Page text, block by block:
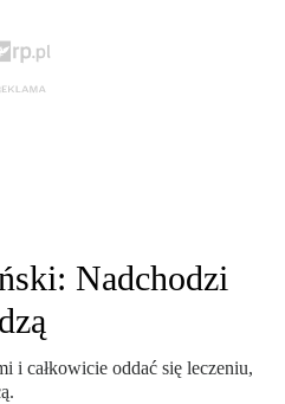
Nadchodzi
i całkowicie oddać się leczeniu,